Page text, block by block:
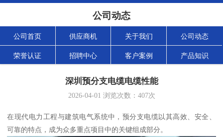
公司动态
公司首页 供应商机 关于我们 公司动态
荣誉认证 招聘中心 客户案例 产品知识
深圳预分支电缆电缆性能
2026-04-01 浏览次数： 407次
在现代电力工程与建筑电气系统中，预分支电缆以其高效、安全、
可靠的特点，成为众多重点项目中的关键组成部分。